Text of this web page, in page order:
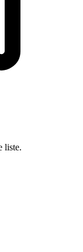
liste.